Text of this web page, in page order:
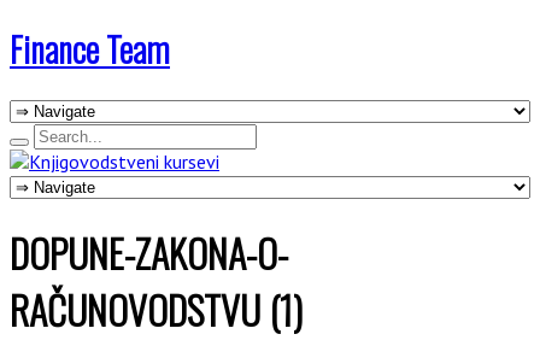
Finance Team
DOPUNE-ZAKONA-O-
RAČUNOVODSTVU (1)